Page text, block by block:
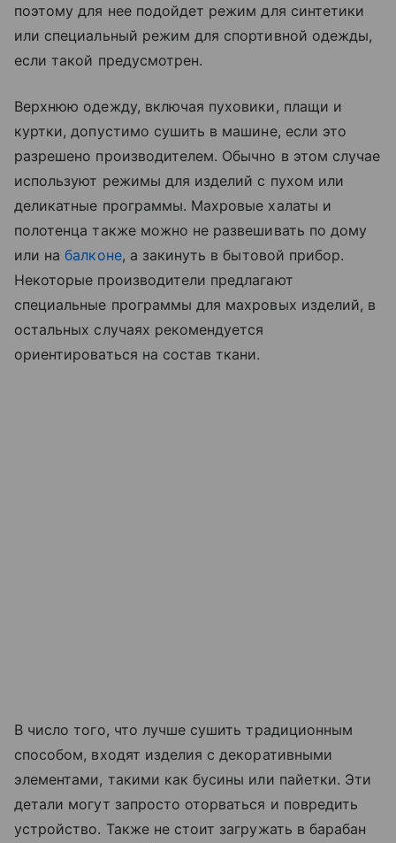
поэтому для нее подойдет режим для синтетики
или специальный режим для спортивной одежды,
если такой предусмотрен.
Верхнюю одежду, включая пуховики, плащи и
куртки, допустимо сушить в машине, если это
разрешено производителем. Обычно в этом случае
используют режимы для изделий с пухом или
деликатные программы. Махровые халаты и
полотенца также можно не развешивать по дому
или набалконе, а закинуть в бытовой прибор.
Некоторые производители предлагают
специальные программы для махровых изделий, в
остальных случаях рекомендуется
ориентироваться на состав ткани.
В число того, что лучше сушить традиционным
способом, входят изделия с декоративными
элементами, такими как бусины или пайетки. Эти
детали могут запросто оторваться и повредить
устройство. Также не стоит загружать в барабан